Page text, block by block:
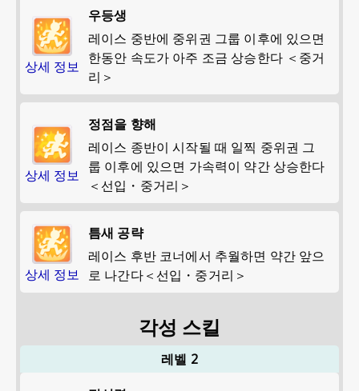
상세 정보
우등생
레이스 중반에 중위권 그룹 이후에 있으면
한동안 속도가 아주 조금 상승한다 ＜중거
리＞
상세 정보
정점을 향해
레이스 종반이 시작될 때 일찍 중위권 그
룹 이후에 있으면 가속력이 약간 상승한다
＜선입・중거리＞
상세 정보
틈새 공략
레이스 후반 코너에서 추월하면 약간 앞으
로 나간다＜선입・중거리＞
각성 스킬
레벨 2